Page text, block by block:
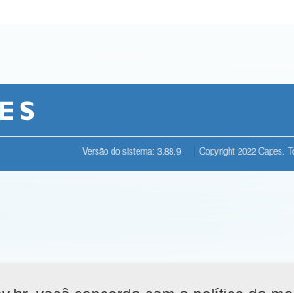
Versão do sistema: 3.88.9 Copyright 2022 Capes.